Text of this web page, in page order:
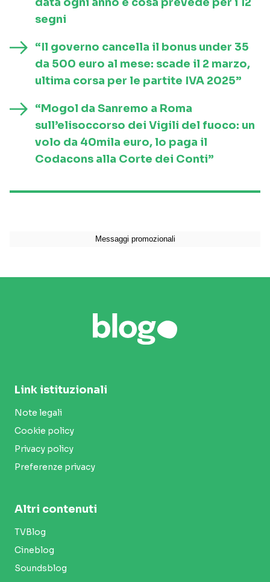
segni
“Il governo cancella il bonus under 35
da 500 euro al mese: scade il 2 marzo,
ultima corsa per le partite IVA 2025”
“Mogol da Sanremo a Roma
sull’elisoccorso dei Vigili del fuoco: un
volo da 40mila euro, lo paga il
Codacons alla Corte dei Conti”
Link istituzionali
Note legali
Cookie policy
Privacy policy
Preferenze privacy
Altri contenuti
TVBlog
Cineblog
Soundsblog